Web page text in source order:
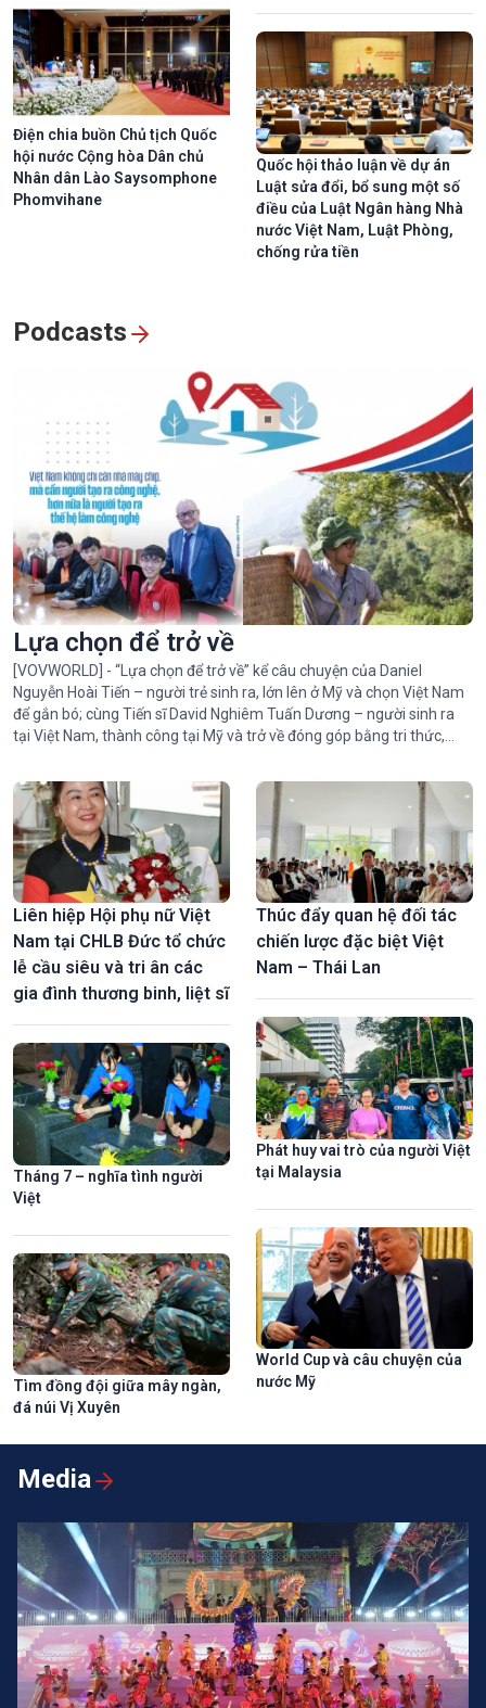
Điện chia buồn Chủ tịch Quốc
hội nước Cộng hòa Dân chủ
Nhân dân Lào Saysomphone
Phomvihane
Quốc hội thảo luận về dự án
Luật sửa đổi, bổ sung một số
điều của Luật Ngân hàng Nhà
nước Việt Nam, Luật Phòng,
chống rửa tiền
Podcasts
Lựa chọn để trở về
[VOVWORLD] - “Lựa chọn để trở về” kể câu chuyện của Daniel
Nguyễn Hoài Tiến – người trẻ sinh ra, lớn lên ở Mỹ và chọn Việt Nam
để gắn bó; cùng Tiến sĩ David Nghiêm Tuấn Dương – người sinh ra
tại Việt Nam, thành công tại Mỹ và trở về đóng góp bằng tri thức,
yêu dành cho quê hương và khát vọng cống hiến cho đất nước.
Liên hiệp Hội phụ nữ Việt
Nam tại CHLB Đức tổ chức
lễ cầu siêu và tri ân các
gia đình thương binh, liệt sĩ
Tháng 7 – nghĩa tình người
Việt
Tìm đồng đội giữa mây ngàn,
đá núi Vị Xuyên
Thúc đẩy quan hệ đối tác
chiến lược đặc biệt Việt
Nam – Thái Lan
Phát huy vai trò của người Việt
tại Malaysia
World Cup và câu chuyện của
nước Mỹ
Media